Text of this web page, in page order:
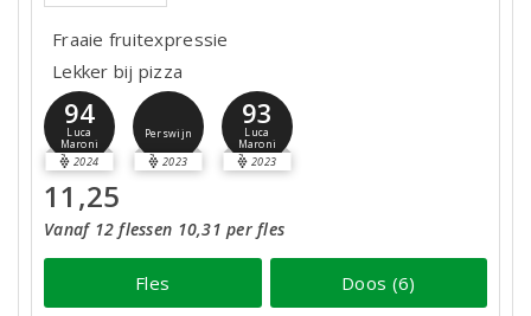
Fraaie fruitexpressie
Lekker bij pizza
94
Luca
Maroni
2024
Perswijn
2023
93
Luca
Maroni
2023
11,25
Vanaf 12 flessen 10,31 per fles
Fles Doos (6)